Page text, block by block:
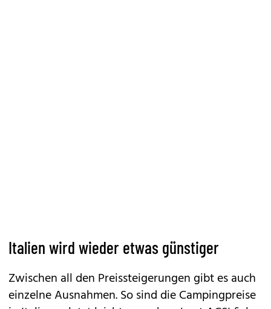
Italien wird wieder etwas günstiger
Zwischen all den Preissteigerungen gibt es auch
einzelne Ausnahmen. So sind die Campingpreise